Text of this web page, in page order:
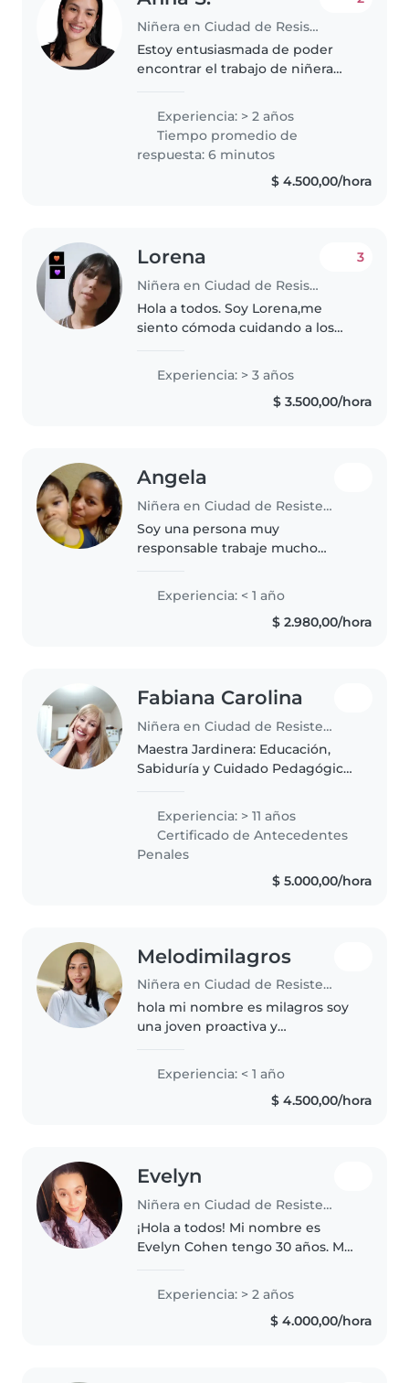
Niñera en Ciudad de Resistencia
Estoy entusiasmada de poder
encontrar el trabajo de niñera
personal como laboralmente,y
asimismo ser útil para lo
requerido. Quedo a disposición
para..
Experiencia: > 2 años
Tiempo promedio de
respuesta: 6 minutos
$ 4.500,00/hora
Lorena
Niñera en Ciudad de Resistencia
3
Hola a todos. Soy Lorena,me
siento cómoda cuidando a los
,eh sido niñera de 3hermanos
desde bebe a niño prescolar . No
tengo problemas con cocinar...
Experiencia: > 3 años
$ 3.500,00/hora
Angela
Niñera en Ciudad de Resistencia
Soy una persona muy
responsable trabaje mucho
soy mamá soy muy responsable
m encanta los niños trabaje de
los 17 años d niñera cuido cmo
Experiencia: < 1 año
$ 2.980,00/hora
Fabiana Carolina
Niñera en Ciudad de Resistencia
Maestra Jardinera: Educación,
Sabiduría y Cuidado Pedagógico
cuidadora ocasional, sino como
una Maestra Jardinera de
profesión...
Experiencia: > 11 años
Certificado de Antecedentes
Penales
$ 5.000,00/hora
Melodimilagros
Niñera en Ciudad de Resistencia
hola mi nombre es milagros soy
una joven proactiva y
marcada vocación de servicio y
excelente predisposición cuento
con experiencia en el cuidado de
Experiencia: < 1 año
$ 4.500,00/hora
Evelyn
Niñera en Ciudad de Resistencia
¡Hola a todos! Mi nombre es
Evelyn Cohen tengo 30 años. Me
profesora en Ciencias de la
Educación. Mi pasión por el
cuidado y la educación de los
Experiencia: > 2 años
$ 4.000,00/hora